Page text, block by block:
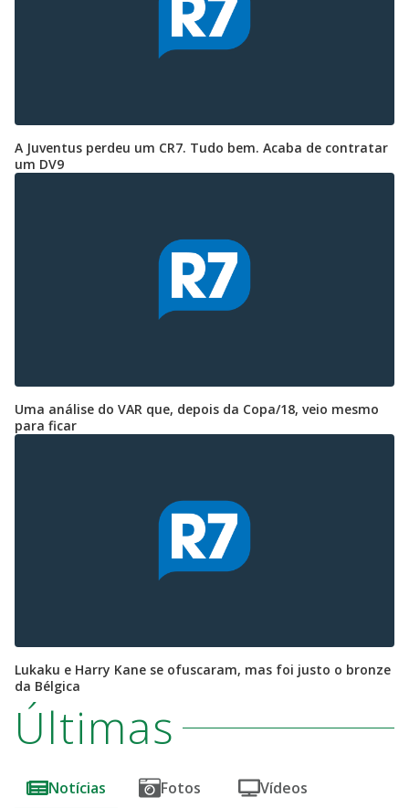
A Juventus perdeu um CR7. Tudo bem. Acaba de contratar
um DV9
Uma análise do VAR que, depois da Copa/18, veio mesmo
para ficar
Lukaku e Harry Kane se ofuscaram, mas foi justo o bronze
da Bélgica
Últimas
Notícias Fotos Vídeos